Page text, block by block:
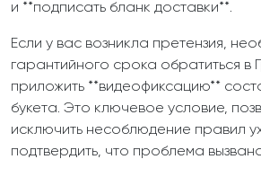
и **подписать бланк доставки**.
Если у вас возникла претензия,
гарантийного срока обратиться
приложить **видеофиксацию**
букета. Это ключевое условие,
исключить несоблюдение правил
подтвердить, что проблема